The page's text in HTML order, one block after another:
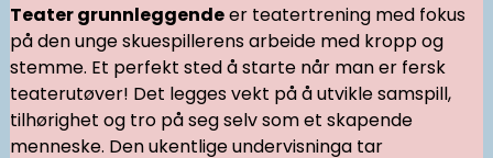
Teater grunnleggendeer teatertrening med fokus
på den unge skuespillerens arbeide med kropp og
stemme. Et perfekt sted å starte når man er fersk
teaterutøver! Det legges vekt på å utvikle samspill,
tilhørighet og tro på seg selv som et skapende
menneske. Den ukentlige undervisninga tar